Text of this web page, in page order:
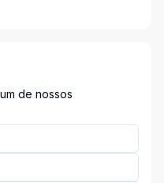
de nossos